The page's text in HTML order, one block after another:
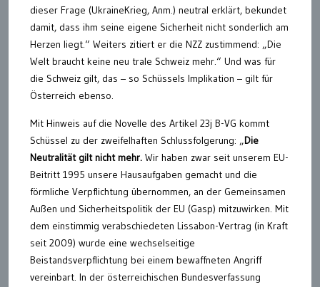
dieser Frage (UkraineKrieg, Anm.) neutral erklärt, bekundet
damit, dass ihm seine eigene Sicherheit nicht sonderlich am
Herzen liegt.“ Weiters zitiert er die NZZ zustimmend: „Die
Welt braucht keine neu trale Schweiz mehr.“ Und was für
die Schweiz gilt, das – so Schüssels Implikation – gilt für
Österreich ebenso.
Mit Hinweis auf die Novelle des Artikel 23j B-VG kommt
Schüssel zu der zweifelhaften Schlussfolgerung: „Die
Neutralität gilt nicht mehr. Wir haben zwar seit unserem EU-
Beitritt 1995 unsere Hausaufgaben gemacht und die
förmliche Verpflichtung übernommen, an der Gemeinsamen
Außen und Sicherheitspolitik der EU (Gasp) mitzuwirken. Mit
dem einstimmig verabschiedeten Lissabon-Vertrag (in Kraft
seit 2009) wurde eine wechselseitige
Beistandsverpflichtung bei einem bewaffneten Angriff
vereinbart. In der österreichischen Bundesverfassung